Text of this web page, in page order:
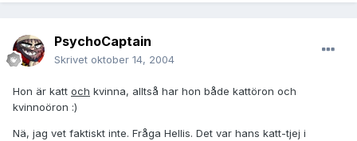
PsychoCaptain
Skrivet oktober 14, 2004
Hon är katt och kvinna, alltså har hon både kattöron och
kvinnoöron :)
Nä, jag vet faktiskt inte. Fråga Hellis. Det var hans katt-tjej i